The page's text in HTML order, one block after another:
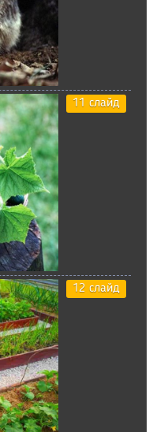
11 слайд
12 слайд